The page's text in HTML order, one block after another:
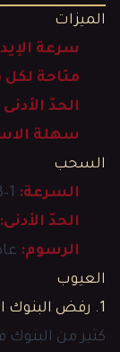
الميزات
سرعة
متاحة
الحدّ
سهلة
السحب
السرعة:
الحدّ الأدنى:
الرسوم: عادةً 0%
العيوب
1. رفض البنوك العربية
كثير من البنوك